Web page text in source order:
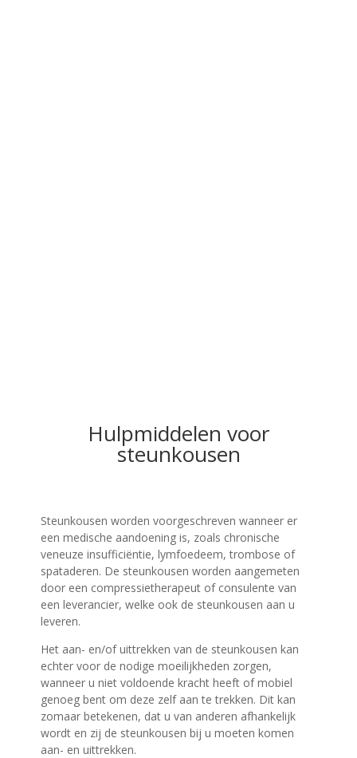
Hulpmiddelen voor
steunkousen
Steunkousen worden voorgeschreven wanneer er
een medische aandoening is, zoals chronische
veneuze insufficiëntie, lymfoedeem, trombose of
spataderen. De steunkousen worden aangemeten
door een compressietherapeut of consulente van
een leverancier, welke ook de steunkousen aan u
leveren.
Het aan- en/of uittrekken van de steunkousen kan
echter voor de nodige moeilijkheden zorgen,
wanneer u niet voldoende kracht heeft of mobiel
genoeg bent om deze zelf aan te trekken. Dit kan
zomaar betekenen, dat u van anderen afhankelijk
wordt en zij de steunkousen bij u moeten komen
aan- en uittrekken.